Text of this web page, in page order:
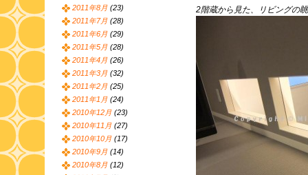
2階蔵から見た、リビングの
2011年8月 (23)
2011年7月 (28)
2011年6月 (29)
2011年5月 (28)
2011年4月 (26)
2011年3月 (32)
2011年2月 (25)
2011年1月 (24)
2010年12月 (23)
2010年11月 (27)
2010年10月 (17)
2010年9月 (14)
2010年8月 (12)